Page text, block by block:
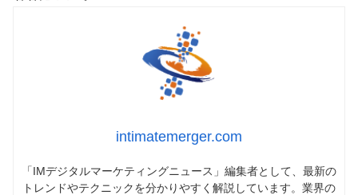
intimatemerger.com
「IMデジタルマーケティングニュース」編集者として、最新の
トレンドやテクニックを分かりやすく解説しています。業界の